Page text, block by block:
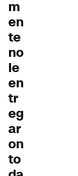
m
en
te
no
le
en
tr
eg
ar
on
to